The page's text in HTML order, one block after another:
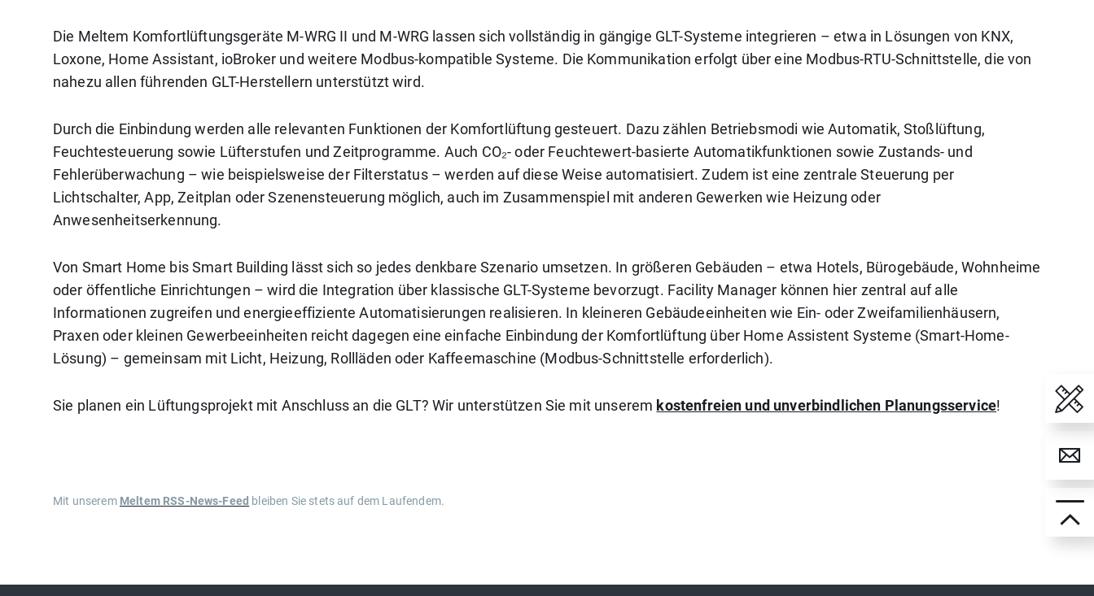
Die Meltem Komfortlüftungsgeräte M-WRG II und M-WRG lassen sich vollständig in gängige GLT-Systeme integrieren – etwa in Lösungen von KNX,
Loxone, Home Assistant, ioBroker und weitere Modbus-kompatible Systeme. Die Kommunikation erfolgt über eine Modbus-RTU-Schnittstelle, die von
nahezu allen führenden GLT-Herstellern unterstützt wird.
Durch die Einbindung werden alle relevanten Funktionen der Komfortlüftung gesteuert. Dazu zählen Betriebsmodi wie Automatik, Stoßlüftung,
Feuchtesteuerung sowie Lüfterstufen und Zeitprogramme. Auch CO₂- oder Feuchtewert-basierte Automatikfunktionen sowie Zustands- und
Fehlerüberwachung – wie beispielsweise der Filterstatus – werden auf diese Weise automatisiert. Zudem ist eine zentrale Steuerung per
Lichtschalter, App, Zeitplan oder Szenensteuerung möglich, auch im Zusammenspiel mit anderen Gewerken wie Heizung oder
Anwesenheitserkennung.
Von Smart Home bis Smart Building lässt sich so jedes denkbare Szenario umsetzen. In größeren Gebäuden – etwa Hotels, Bürogebäude, Wohnheime
oder öffentliche Einrichtungen – wird die Integration über klassische GLT-Systeme bevorzugt. Facility Manager können hier zentral auf alle
Informationen zugreifen und energieeffiziente Automatisierungen realisieren. In kleineren Gebäudeeinheiten wie Ein- oder Zweifamilienhäusern,
Praxen oder kleinen Gewerbeeinheiten reicht dagegen eine einfache Einbindung der Komfortlüftung über Home Assistent Systeme (Smart-Home-
Lösung) – gemeinsam mit Licht, Heizung, Rollläden oder Kaffeemaschine (Modbus-Schnittstelle erforderlich).
Sie planen ein Lüftungsprojekt mit Anschluss an die GLT? Wir unterstützen Sie mit unserem kostenfreien und unverbindlichen Planungsservice!
Mit unserem Meltem RSS-News-Feed bleiben Sie stets auf dem Laufendem.